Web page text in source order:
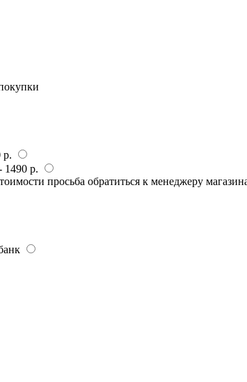
р.
1490 р.
просьба обратиться к менеджеру